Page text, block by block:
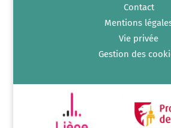
Contact
Mentions
Vie privée
Gestion des